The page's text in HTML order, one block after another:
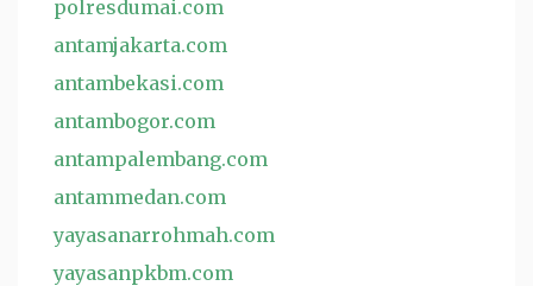
polresdumai.com
antamjakarta.com
antambekasi.com
antambogor.com
antampalembang.com
antammedan.com
yayasanarrohmah.com
yayasanpkbm.com